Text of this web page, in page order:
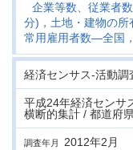
企業等数、従業者数
分)，土地・建物の
常用雇用者数―全国
経済センサス‐活動調
平成24年経済センサ
横断的集計 / 都道府
調査年月 2012年2月